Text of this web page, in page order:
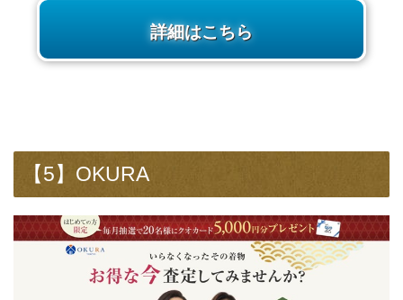
詳細はこちら
【5】OKURA